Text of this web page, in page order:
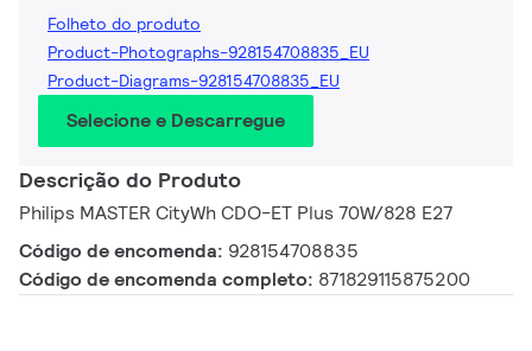
Folheto do produto
Product-Photographs-928154708835_EU
Product-Diagrams-928154708835_EU
Selecione e Descarregue
Descrição do Produto
Philips MASTER CityWh CDO-ET Plus 70W/828 E27
Código de encomenda: 928154708835
Código de encomenda completo: 871829115875200